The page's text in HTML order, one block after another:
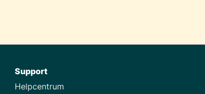
Support
Helpcentrum